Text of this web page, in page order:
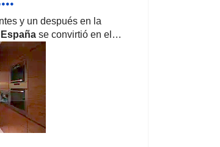
y un después en la
España se convirtió en el…